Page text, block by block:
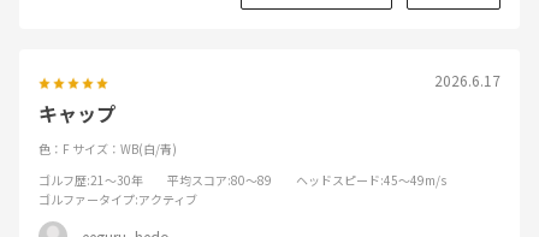
2026.6.17
キャップ
色：F サイズ：WB(白/青)
ゴルフ歴:21～30年 平均スコア:80～89 ヘッドスピード:45～49m/s
ゴルファータイプ:アクティブ